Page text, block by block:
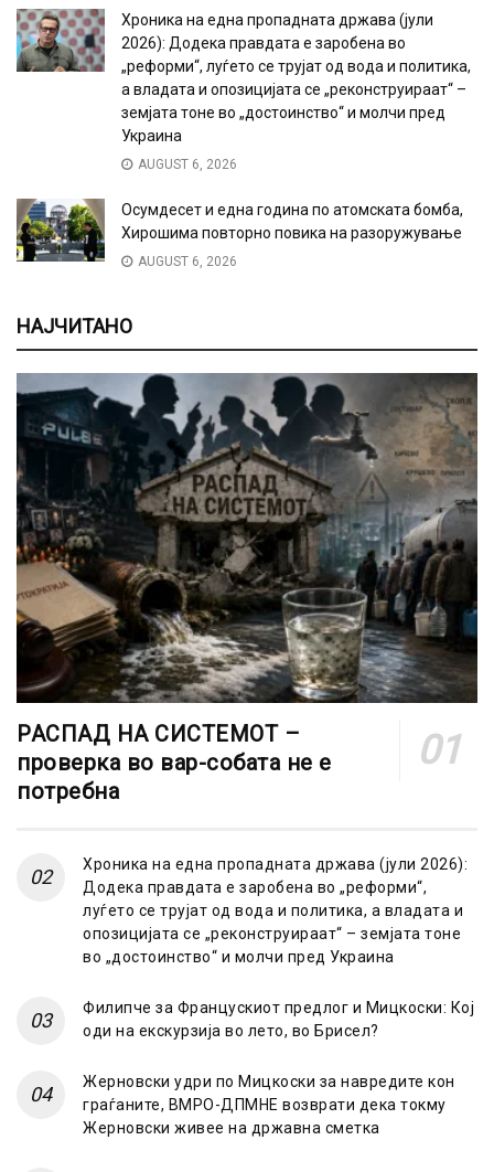
Хроника на една пропадната држава (јули
2026): Додека правдата е заробена во
„реформи“, луѓето се трујат од вода и политика,
а владата и опозицијата се „реконструираат“ –
земјата тоне во „достоинство“ и молчи пред
Украина
AUGUST 6, 2026
Осумдесет и една година по атомската бомба,
Хирошима повторно повика на разоружување
AUGUST 6, 2026
НАЈЧИТАНО
РАСПАД НА СИСТЕМОТ –
проверка во вар-собата не е
потребна
Хроника на една пропадната држава (јули 2026):
Додека правдата е заробена во „реформи“,
луѓето се трујат од вода и политика, а владата и
опозицијата се „реконструираат“ – земјата тоне
во „достоинство“ и молчи пред Украина
Филипче за Францускиот предлог и Мицкоски: Кој
оди на екскурзија во лето, во Брисел?
Жерновски удри по Мицкоски за навредите кон
граѓаните, ВМРО-ДПМНЕ возврати дека токму
Жерновски живее на државна сметка